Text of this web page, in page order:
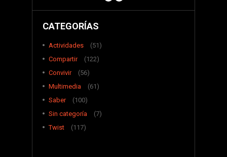
CATEGORÍAS
Actividades
(51)
Compartir
(122)
Convivir
(56)
Multimedia
(61)
Saber
(100)
Sin categoría
(7)
Twist
(117)